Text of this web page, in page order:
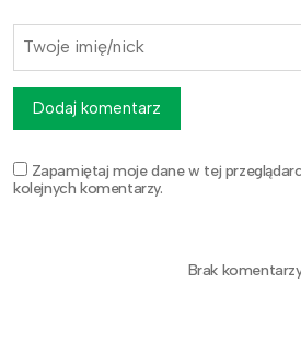
Zapamiętaj moje dane w tej
kolejnych komentarzy.
Dodaj komentarz
Brak